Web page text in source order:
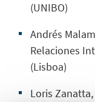
(UNIBO)
Andrés
Relaciones
(Lisboa)
Loris